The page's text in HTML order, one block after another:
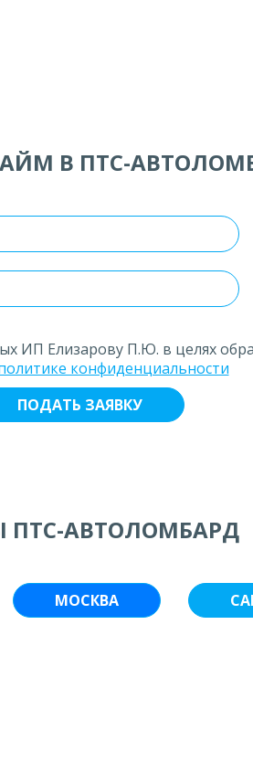
В ПТС-
ИП Елизарову П.Ю. в целях
конфиденциальности
ПТС-АВТОЛОМБАРД
МОСКВА